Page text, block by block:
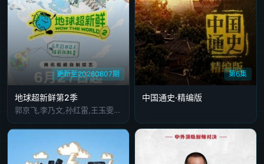
更新至20260807期
地球超新鲜第2季
郭京飞,李乃文,孙红雷,王玉雯,陈星旭,刘宇宁,林一,龚俊
第6集
中国通史·精编版